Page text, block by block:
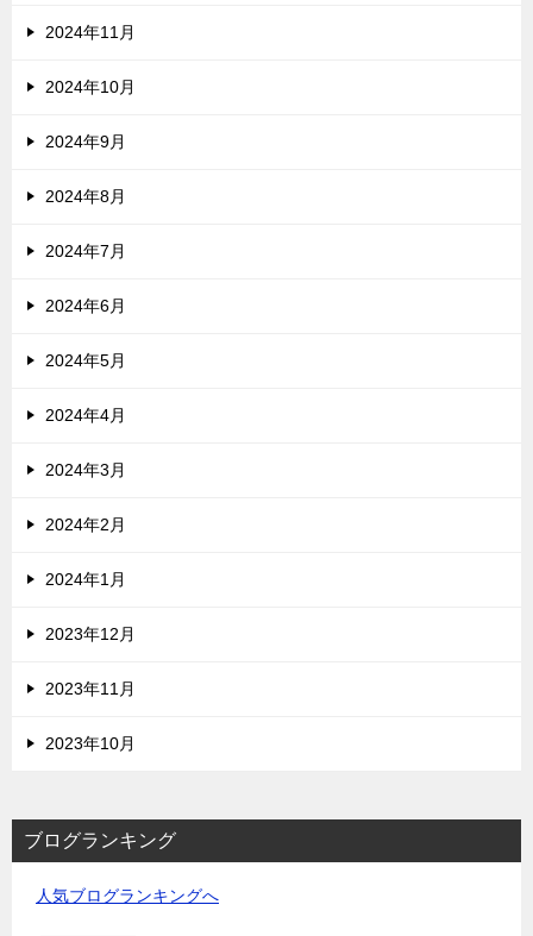
2024年11月
2024年10月
2024年9月
2024年8月
2024年7月
2024年6月
2024年5月
2024年4月
2024年3月
2024年2月
2024年1月
2023年12月
2023年11月
2023年10月
ブログランキング
人気ブログランキングへ